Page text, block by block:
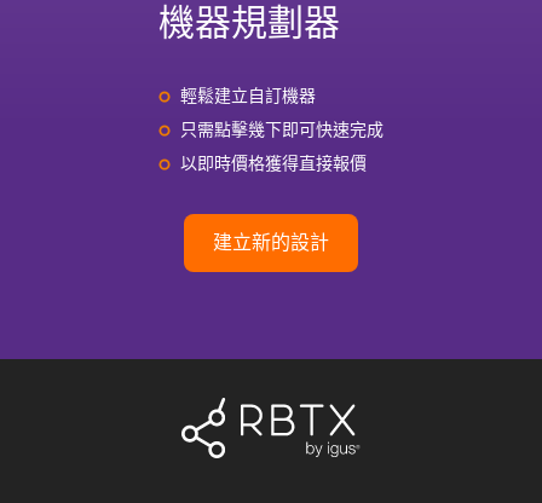
機器規劃器
輕鬆建立自訂機器
只需點擊幾下即可快速完成
以即時價格獲得直接報價
建立新的設計